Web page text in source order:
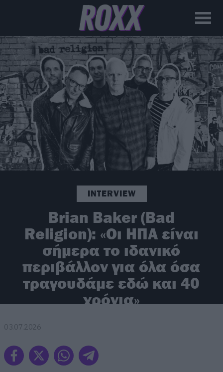
INTERVIEW
Brian Baker (Bad
Religion): «Οι ΗΠΑ είναι
σήμερα το ιδανικό
περιβάλλον για όλα όσα
τραγουδάμε εδώ και 40
χρόνια»
03.07.2026